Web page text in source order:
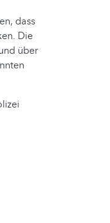
dass
Die
über